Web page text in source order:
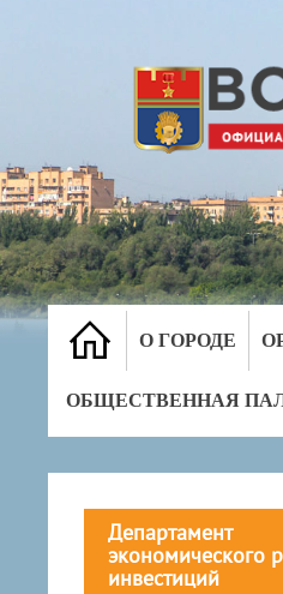
О ГОРОДЕ
ОБЩЕСТВЕННАЯ
Департамент
экономического
инвестиций